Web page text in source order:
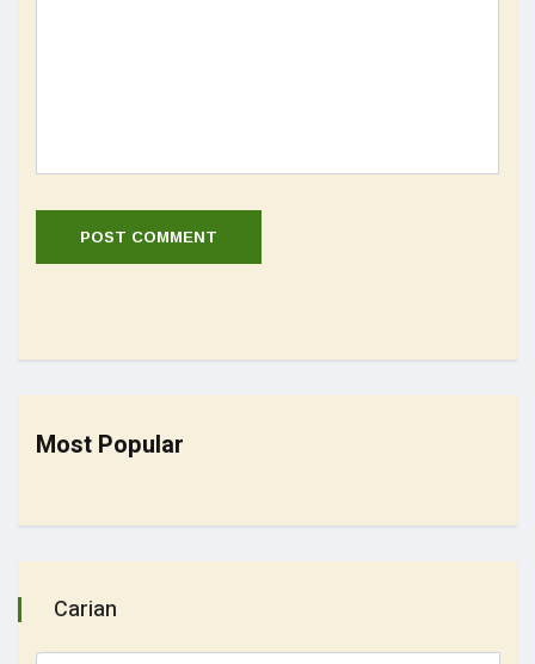
Most Popular
Carian